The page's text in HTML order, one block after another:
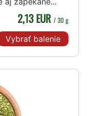
2,13 EUR / 30 g
Vybrať balenie